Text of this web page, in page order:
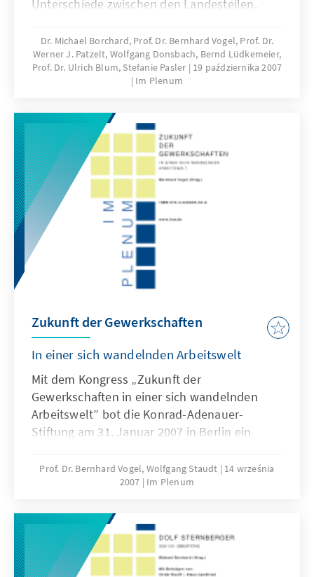
Unterschiede zwischen den Landesteilen.
Trennung müssen sich die Menschen erst
wieder kennenlernen und miteinander ins
Gespräch kommen. Der Gesprächskreis "Neue
Länder" der Konrad-Adenauer-Stiftung hat
sich auf einer Tagung mit den Fragen der
inneren Einheit beschäftigt. Diese Publikation
dokumentiert ihre Ergebnisse.
Dr. Michael Borchard, Prof. Dr. Bernhard Vogel, Prof. Dr.
Werner J. Patzelt, Wolfgang Donsbach, Bernd Lüdkemeier,
Prof. Dr. Ulrich Blum, Stefanie Pasler
19 października 2007
Im Plenum
Zukunft der Gewerkschaften
In einer sich wandelnden Arbeitswelt
Mit dem Kongress „Zukunft der
Gewerkschaften in einer sich wandelnden
Arbeitswelt” bot die Konrad-Adenauer-
Stiftung am 31. Januar 2007 in Berlin ein
Arbeitergeber- und Arbeitnehmervertretern,
mit Wissenschaft und Politik. In
wie „Gewerkschaften und Reformen in
Deutschland“, „Behindert Mitbestimmung
Innovationen?“, „Zukunft der
Tarifautonomie“, „Passen Gewerkschaften in
Prof. Dr. Bernhard Vogel, Wolfgang Staudt
14 września
2007
Im Plenum